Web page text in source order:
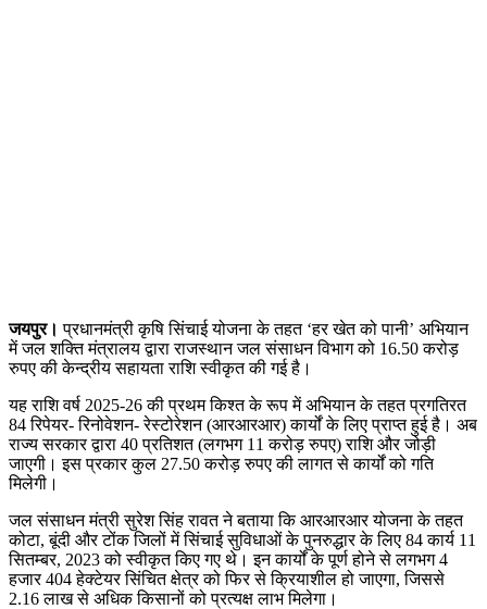
जयपुर। प्रधानमंत्री कृषि सिंचाई योजना के तहत ‘हर खेत को पानी’ अभियान
में जल शक्ति मंत्रालय द्वारा राजस्थान जल संसाधन विभाग को 16.50 करोड़
रुपए की केन्द्रीय सहायता राशि स्वीकृत की गई है।
यह राशि वर्ष 2025-26 की प्रथम किश्त के रूप में अभियान के तहत प्रगतिरत
84 रिपेयर- रिनोवेशन- रेस्टोरेशन (आरआरआर) कार्यों के लिए प्राप्त हुई है। अब
राज्य सरकार द्वारा 40 प्रतिशत (लगभग 11 करोड़ रुपए) राशि और जोड़ी
जाएगी। इस प्रकार कुल 27.50 करोड़ रुपए की लागत से कार्यों को गति
मिलेगी।
जल संसाधन मंत्री सुरेश सिंह रावत ने बताया कि आरआरआर योजना के तहत
कोटा, बूंदी और टोंक जिलों में सिंचाई सुविधाओं के पुनरुद्धार के लिए 84 कार्य 11
सितम्बर, 2023 को स्वीकृत किए गए थे। इन कार्यों के पूर्ण होने से लगभग 4
हजार 404 हेक्टेयर सिंचित क्षेत्र को फिर से क्रियाशील हो जाएगा, जिससे
2.16 लाख से अधिक किसानों को प्रत्यक्ष लाभ मिलेगा।